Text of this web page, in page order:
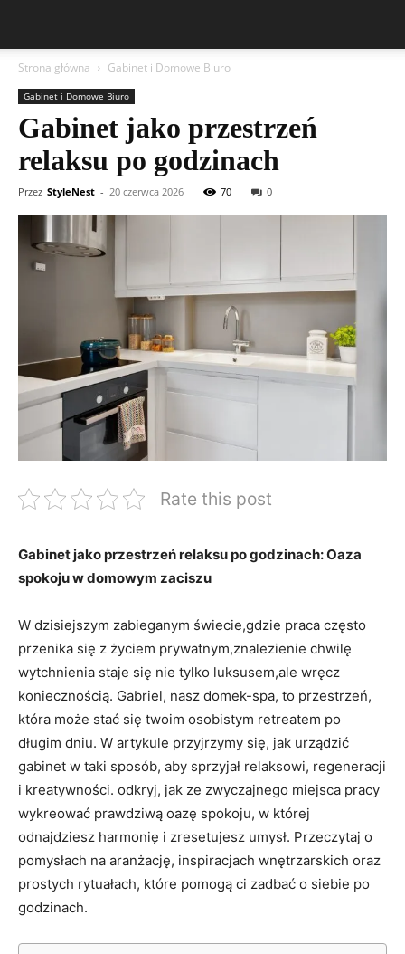
Strona główna Gabinet i Domowe Biuro
Gabinet i Domowe Biuro
Gabinet jako przestrzeń
relaksu po godzinach
Przez StyleNest - 20 czerwca 2026 70 0
Rate this post
Gabinet jako przestrzeń relaksu po godzinach: Oaza
spokoju w domowym zaciszu
W dzisiejszym zabieganym świecie,gdzie praca często
przenika się z życiem prywatnym,znalezienie chwilę
wytchnienia staje się nie tylko luksusem,ale wręcz
koniecznością. Gabriel, nasz domek-spa, to przestrzeń,
która może stać się twoim osobistym retreatem po
długim dniu. W artykule przyjrzymy się, jak urządzić
gabinet w taki sposób, aby sprzyjał relaksowi, regeneracji
i kreatywności. odkryj, jak ze zwyczajnego miejsca pracy
wykreować prawdziwą oazę spokoju, w której
odnajdziesz harmonię i zresetujesz umysł. Przeczytaj o
pomysłach na aranżację, inspiracjach wnętrzarskich oraz
prostych rytuałach, które pomogą ci zadbać o siebie po
godzinach.